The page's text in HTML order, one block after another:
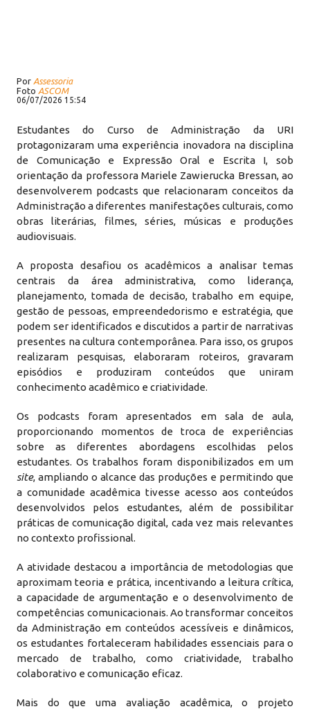
Por Assessoria
Foto ASCOM
06/07/2026 15:54
Estudantes do Curso de Administração da URI
protagonizaram uma experiência inovadora na disciplina
de Comunicação e Expressão Oral e Escrita I, sob
orientação da professora Mariele Zawierucka Bressan, ao
desenvolverem podcasts que relacionaram conceitos da
Administração a diferentes manifestações culturais, como
obras literárias, filmes, séries, músicas e produções
audiovisuais.
A proposta desafiou os acadêmicos a analisar temas
centrais da área administrativa, como liderança,
planejamento, tomada de decisão, trabalho em equipe,
gestão de pessoas, empreendedorismo e estratégia, que
podem ser identificados e discutidos a partir de narrativas
presentes na cultura contemporânea. Para isso, os grupos
realizaram pesquisas, elaboraram roteiros, gravaram
episódios e produziram conteúdos que uniram
conhecimento acadêmico e criatividade.
Os podcasts foram apresentados em sala de aula,
proporcionando momentos de troca de experiências
sobre as diferentes abordagens escolhidas pelos
estudantes. Os trabalhos foram disponibilizados em um
site, ampliando o alcance das produções e permitindo que
a comunidade acadêmica tivesse acesso aos conteúdos
desenvolvidos pelos estudantes, além de possibilitar
práticas de comunicação digital, cada vez mais relevantes
no contexto profissional.
A atividade destacou a importância de metodologias que
aproximam teoria e prática, incentivando a leitura crítica,
a capacidade de argumentação e o desenvolvimento de
competências comunicacionais. Ao transformar conceitos
da Administração em conteúdos acessíveis e dinâmicos,
os estudantes fortaleceram habilidades essenciais para o
mercado de trabalho, como criatividade, trabalho
colaborativo e comunicação eficaz.
Mais do que uma avaliação acadêmica, o projeto